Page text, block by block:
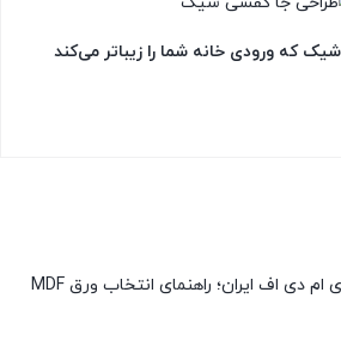
بهترین برندهای ام دی اف ایران؛ راهنمای انتخاب ورق MDF